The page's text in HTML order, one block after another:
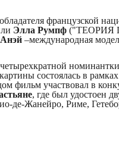
французской
Элла Румпф ("ТЕОРИЯ
–международная
номинантки
состоялась в
фильм участвовал в
, где был удостоен
де-Жанейро, Риме,